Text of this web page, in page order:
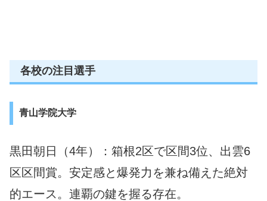
各校の注目選手
青山学院大学
黒田朝日（4年）：箱根2区で区間3位、出雲6
区区間賞。安定感と爆発力を兼ね備えた絶対
的エース。連覇の鍵を握る存在。